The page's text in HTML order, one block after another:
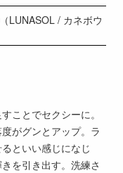
LUNASOL / カネボウ
ことでセクシーに。
がグンとアップ。ラ
といい感じになじ
を引き出す。洗練さ